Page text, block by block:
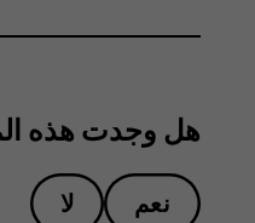
هل وجدت هذه
نعم لا